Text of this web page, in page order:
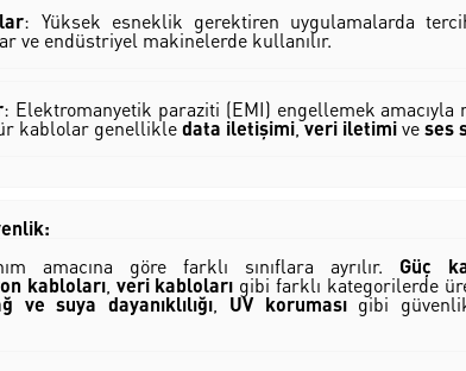
: Yüksek esneklik gerektiren uygulamalarda
ve endüstriyel makinelerde kullanılır.
: Elektromanyetik paraziti (EMI) engellemek
kablolar genellikledata iletişimi,veri iletimiveses
amacına göre farklı sınıflara ayrılır. Güç
kabloları, veri kabloları gibi farklı kategorilerde
ve suya dayanıklılığı UV korumasıgibi